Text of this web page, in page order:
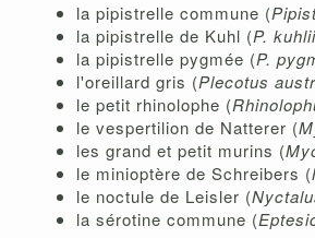
la pipistrelle commune (
la pipistrelle de Kuhl (P. kuhlii
la pipistrelle pygmée (P.
l'oreillard gris (Plecotus
le petit rhinolophe (
le vespertilion de Natterer (
les grand et petit murins (
le minioptère de Schreibers (
le noctule de Leisler (
la sérotine commune (